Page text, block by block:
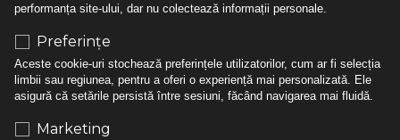
Gama de produse
Gama DecoSpatio
Gama DecoSensio
performanța site-ului, dar nu colectează informații personale.
Preferințe
Aceste cookie-uri stochează preferințele utilizatorilor, cum ar fi selecția
limbii sau regiunea, pentru a oferi o experiență mai personalizată. Ele
asigură că setările persistă între sesiuni, făcând navigarea mai fluidă.
Marketing